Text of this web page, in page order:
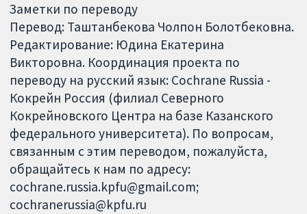
Заметки по переводу
Перевод: Таштанбекова Чолпон Болотбековна.
Редактирование: Юдина Екатерина
Викторовна. Координация проекта по
переводу на русский язык: Cochrane Russia -
Кокрейн Россия (филиал Северного
Кокрейновского Центра на базе Казанского
федерального университета). По вопросам,
связанным с этим переводом, пожалуйста,
обращайтесь к нам по адресу:
cochrane.russia.kpfu@gmail.com;
cochranerussia@kpfu.ru